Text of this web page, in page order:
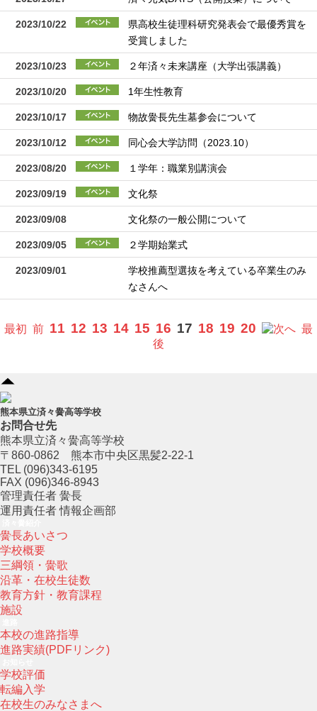
2023/10/22
県高校生徒理科研究発表会で最優秀賞を
受賞しました
2023/10/23 ２年済々未来講座（大学出張講義）
2023/10/20 1年生性教育
2023/10/17 物故黌長先生墓参会について
2023/10/12 同心会大学訪問（2023.10）
2023/08/20 １学年：職業別講演会
2023/09/19 文化祭
2023/09/08 文化祭の一般公開について
2023/09/05 ２学期始業式
2023/09/01
学校推薦型選抜を考えている卒業生のみ
なさんへ
最初 前 11 12 13 14 15 16 17 18 19 20 へ 最
後
熊本県立済々黌高等学校
お問合せ先
熊本県立済々黌高等学校
〒860-0862 熊本市中央区黒髪2-22-1
TEL (096)343-6195
FAX (096)346-8943
管理責任者 黌長
運用責任者 情報企画部
黌長あいさつ
学校概要
三綱領・黌歌
沿革・在校生徒数
教育方針・教育課程
施設
本校の進路指導
進路実績(PDFリンク)
学校評価
転編入学
在校生のみなさまへ